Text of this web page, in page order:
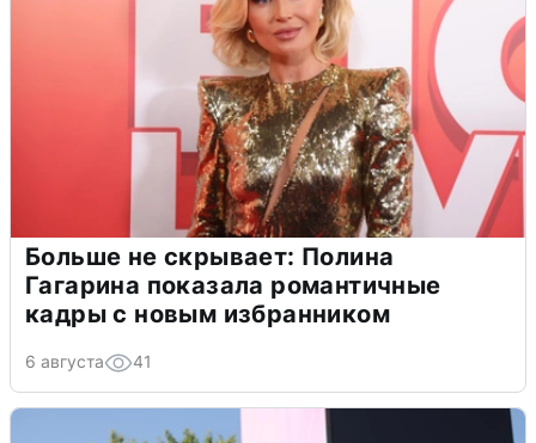
Больше не скрывает: Полина
Гагарина показала романтичные
кадры с новым избранником
6 августа 41